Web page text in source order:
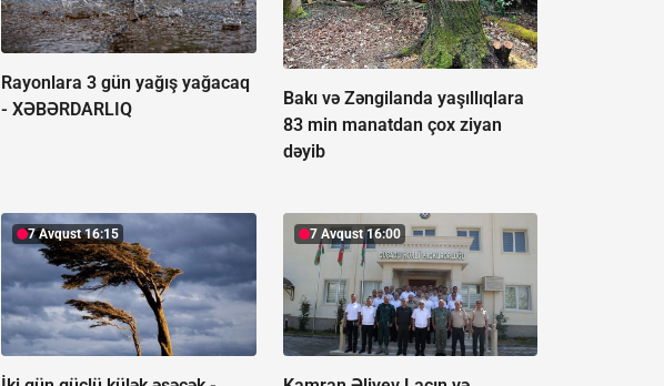
Rayonlara 3 gün yağış yağacaq
-XƏBƏRDARLIQ
Bakı və Zəngilanda yaşıllıqlara
83 min manatdan çox ziyan
dəyib
7 Avqust 16:15 7 Avqust 16:00